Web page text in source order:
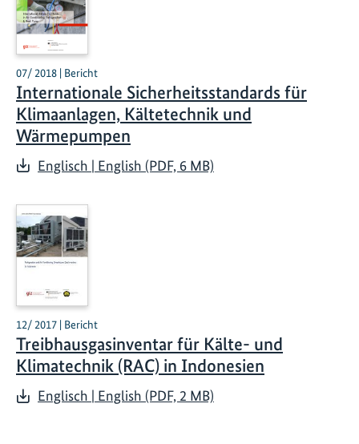
07/ 2018 | Bericht
Internationale Sicherheitsstandards für
Klimaanlagen, Kältetechnik und
Wärmepumpen
Englisch | English (PDF, 6 MB)
12/ 2017 | Bericht
Treibhausgasinventar für Kälte- und
Klimatechnik (RAC) in Indonesien
Englisch | English (PDF, 2 MB)